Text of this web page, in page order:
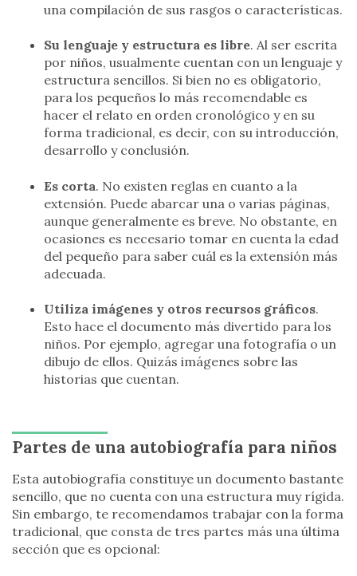
una compilación de sus rasgos o características.
Su lenguaje y estructura es libre. Al ser escrita
por niños, usualmente cuentan con un lenguaje y
estructura sencillos. Si bien no es obligatorio,
para los pequeños lo más recomendable es
hacer el relato en orden cronológico y en su
forma tradicional, es decir, con su introducción,
desarrollo y conclusión.
Es corta. No existen reglas en cuanto a la
extensión. Puede abarcar una o varias páginas,
aunque generalmente es breve. No obstante, en
ocasiones es necesario tomar en cuenta la edad
del pequeño para saber cuál es la extensión más
adecuada.
Utiliza imágenes y otros recursos gráficos.
Esto hace el documento más divertido para los
niños. Por ejemplo, agregar una fotografía o un
dibujo de ellos. Quizás imágenes sobre las
historias que cuentan.
Partes de una autobiografía para niños
Esta autobiografía constituye un documento bastante
sencillo, que no cuenta con una estructura muy rígida.
Sin embargo, te recomendamos trabajar con la forma
tradicional, que consta de tres partes más una última
sección que es opcional: